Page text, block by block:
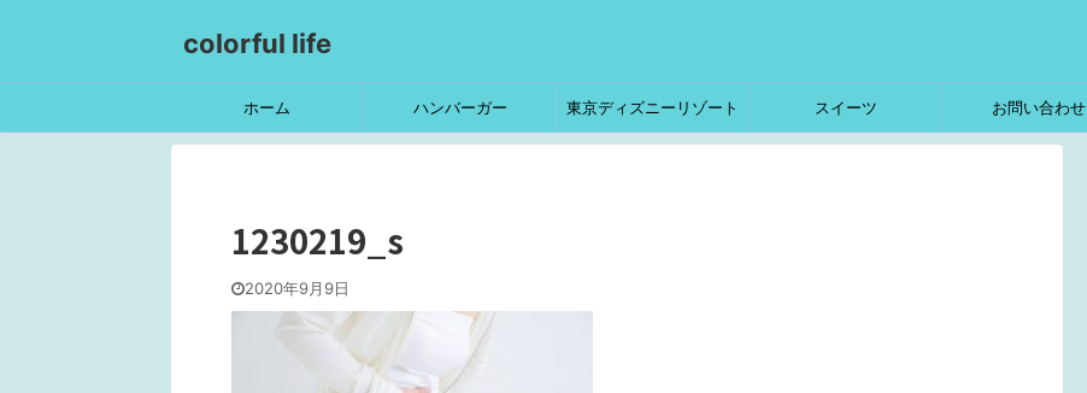
colorful life
ホーム ハンバーガー 東京ディズニーリゾート スイーツ お問い合わせ
1230219_s
2020年9月9日